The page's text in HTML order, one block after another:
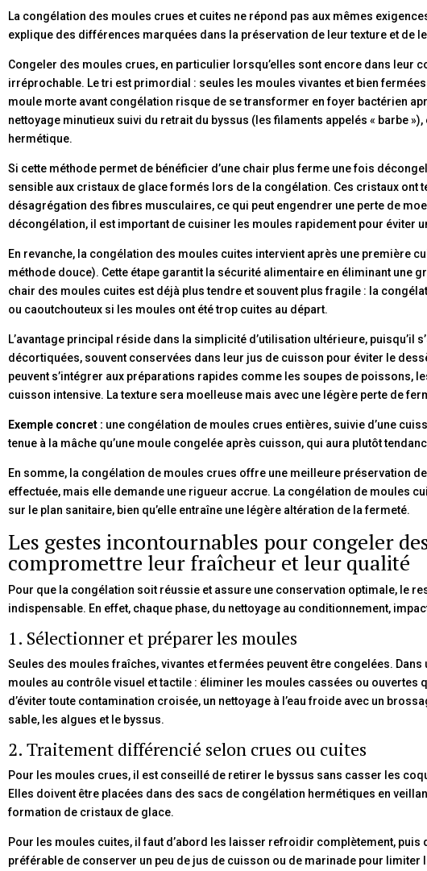
La congélation des moules crues et cuites ne répond pas aux mêmes
explique des différences marquées dans la préservation de leur texture et de
Congeler des moules crues, en particulier lorsqu’elles sont encore dans leur
irréprochable. Le tri est primordial : seules les moules vivantes et bien
moule morte avant congélation risque de se transformer en foyer bactérien
nettoyage minutieux suivi du retrait du byssus (les filaments appelés « barbe
hermétique.
Si cette méthode permet de bénéficier d’une chair plus ferme une fois
sensible aux cristaux de glace formés lors de la congélation. Ces cristaux ont
désagrégation des fibres musculaires, ce qui peut engendrer une perte de
décongélation, il est important de cuisiner les moules rapidement pour éviter
En revanche, la congélation des moules cuites intervient après une première
méthode douce). Cette étape garantit la sécurité alimentaire en éliminant une
chair des moules cuites est déjà plus tendre et souvent plus fragile : la
ou caoutchouteux si les moules ont été trop cuites au départ.
L’avantage principal réside dans la simplicité d’utilisation ultérieure, puisqu’il
décortiquées, souvent conservées dans leur jus de cuisson pour éviter le
peuvent s’intégrer aux préparations rapides comme les soupes de poissons,
cuisson intensive. La texture sera moelleuse mais avec une légère perte de
Exemple concret : une congélation de moules crues entières, suivie d’une
tenue à la mâche qu’une moule congelée après cuisson, qui aura plutôt
En somme, la congélation de moules crues offre une meilleure préservation
effectuée, mais elle demande une rigueur accrue. La congélation de moules
sur le plan sanitaire, bien qu’elle entraîne une légère altération de la fermeté.
Les gestes incontournables pour congeler
compromettre leur fraîcheur et leur qualité
Pour que la congélation soit réussie et assure une conservation optimale, le
indispensable. En effet, chaque phase, du nettoyage au conditionnement,
1. Sélectionner et préparer les moules
Seules des moules fraîches, vivantes et fermées peuvent être congelées.
moules au contrôle visuel et tactile : éliminer les moules cassées ou ouvertes
d’éviter toute contamination croisée, un nettoyage à l’eau froide avec un
sable, les algues et le byssus.
2. Traitement différencié selon crues ou cuites
Pour les moules crues, il est conseillé de retirer le byssus sans casser les
Elles doivent être placées dans des sacs de congélation hermétiques en
formation de cristaux de glace.
Pour les moules cuites, il faut d’abord les laisser refroidir complètement, puis
préférable de conserver un peu de jus de cuisson ou de marinade pour limiter